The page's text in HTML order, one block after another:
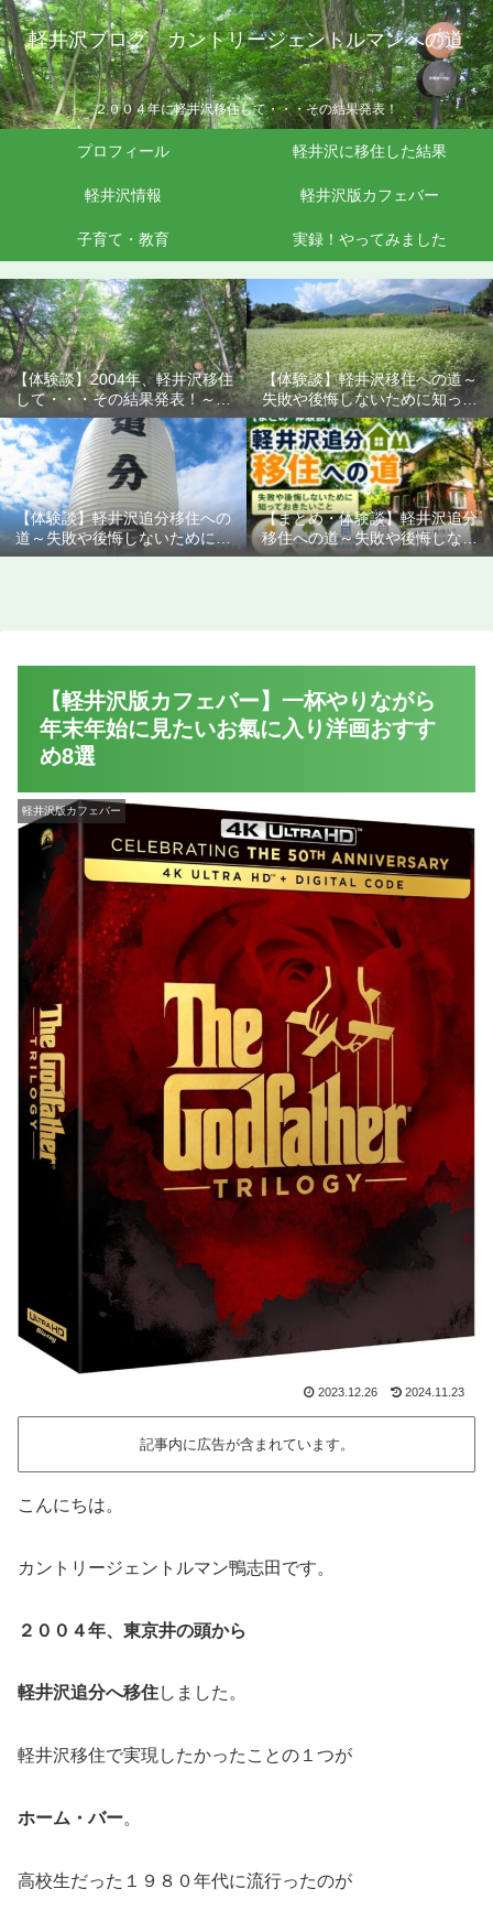
軽井沢ブログ カントリージェントルマンへの道
２００４年に軽井沢移住して・・・その結果発表！
プロフィール 軽井沢に移住した結果
軽井沢情報 軽井沢版カフェバー
子育て・教育 実録！やってみました
【体験談】2004年、軽井沢移住
して・・・その結果発表！～失
敗や後悔しないために知ってお
きたいこと
【体験談】軽井沢移住への道～
失敗や後悔しないために知って
おきたいこと
【体験談】軽井沢追分移住への
道～失敗や後悔しないために知
っておきたいこと
【まとめ・体験談】軽井沢追分
移住への道～失敗や後悔しない
ために知っておきたいこと
【軽井沢版カフェバー】一杯やりながら
年末年始に見たいお氣に入り洋画おすす
め8選
軽井沢版カフェバー
2023.12.26 2024.11.23
記事内に広告が含まれています。
こんにちは。
カントリージェントルマン鴨志田です。
２００４年、東京井の頭から
軽井沢追分へ移住しました。
軽井沢移住で実現したかったことの１つが
ホーム・バー。
高校生だった１９８０年代に流行ったのが